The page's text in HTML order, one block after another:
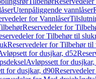
Utenpåliggende vannlåser
for Vannlåser
Reservedeler for
for Tilbehør til
Reservedeler for Tilbehør til
for dusjkar, d52
Avløpssett for dusjkar,
for dusjkar, d90